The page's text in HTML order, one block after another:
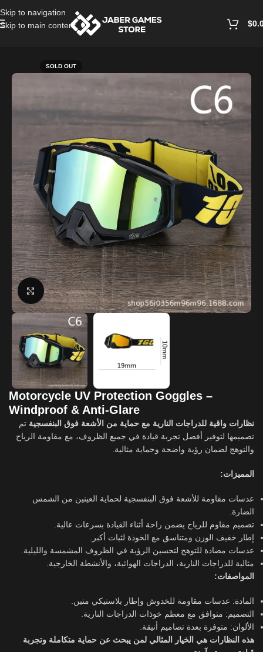
Skip to navigation
Skip to main content
$
SOLD OUT
Click to enlarge
Motorcycle UV Protection Goggles –
Windproof & Anti-Glare
نظارات واقية للدراجات النارية مع حماية من الأشعة فوق البنفسجية تم
تصميمها لتوفير أفضل تجربة قيادة في جميع الظروف، مع مقاومة الرياح
والتوهج لضمان رؤية واضحة وحماية مثالية.
المميزات:
عدسات مقاومة للأشعة فوق البنفسجية لحماية العينين من الشمس
الضارة.
تصميم مقاوم للرياح يضمن راحة أثناء القيادة بسرعات عالية.
إطار خفيف الوزن ومتناسق مع الخوذة لثبات أكبر.
عدسات مضادة للتوهج لتحسين الرؤية في الظروف المشمسة والليلية.
مثالية للدراجات النارية، الدراجات الهوائية، والأنشطة الخارجية.
المواصفات:
المادة: عدسات مقاومة للخدوش وإطار بلاستيكي متين.
التصميم: متوافق مع معظم خوذات الدراجات النارية.
الألوان: متوفرة بعدة تصاميم أنيقة.
هذه النظارات هي الخيار المثالي لمن يبحث عن حماية متكاملة وتجربة